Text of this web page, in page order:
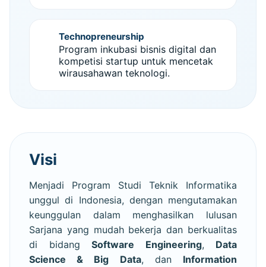
Technopreneurship
Program inkubasi bisnis digital dan
kompetisi startup untuk mencetak
wirausahawan teknologi.
Visi
Menjadi Program Studi Teknik Informatika
unggul di Indonesia, dengan mengutamakan
keunggulan dalam menghasilkan lulusan
Sarjana yang mudah bekerja dan berkualitas
di bidang Software Engineering, Data
Science & Big Data, dan Information